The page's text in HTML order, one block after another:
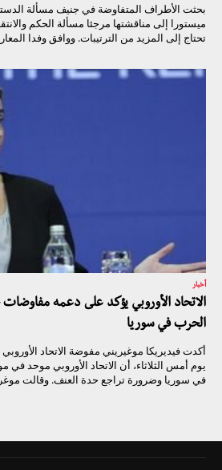
بحثت الأطراف المتفاوضة في جنيف مسألة
ميستورا إلى مناقشتها مرجئا مسألة الحكم
تحتاج إلى المزيد من الترتيبات. ووافق وفدا
أخبار
الاتحاد الأوروبي يؤكد على دعمه
الحرب في سوريا
أكدت فيديريكا موغيريني مفوضة الاتحاد
يوم أمس الثلاثاء، أن الاتحاد الأوروبي موحد
في سوريا وضرورة تراجع حدة العنف. وقالت